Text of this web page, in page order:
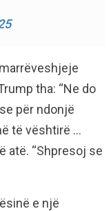
tha: “Ne do
për ndonjë
të vështirë …
atë. “Shpresoj se
e një